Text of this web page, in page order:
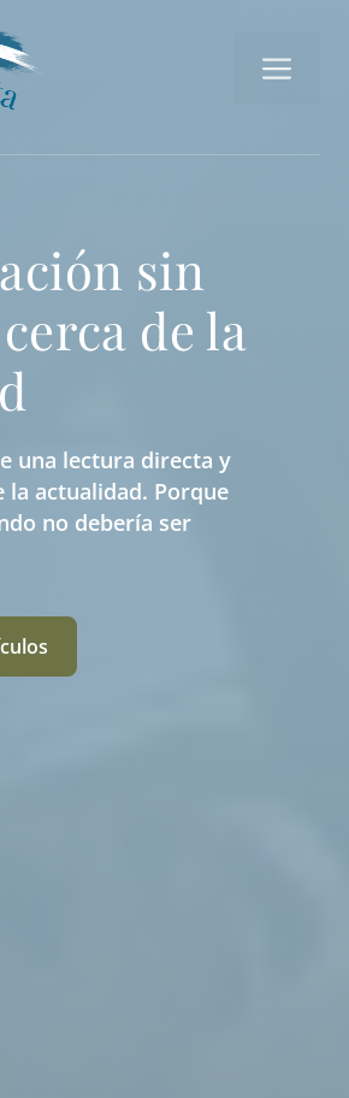
sin
de la
una lectura directa y
la actualidad. Porque
no debería ser